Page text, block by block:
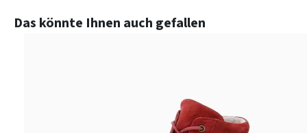
Produktgalerie überspringen
Das könnte Ihnen auch gefallen